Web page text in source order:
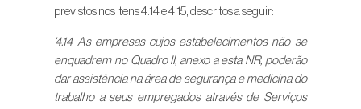
previstos nos itens 4.14 e 4.15, descritos a seguir:
‘4.14 As empresas cujos estabelecimentos não se
enquadrem no Quadro II, anexo a esta NR, poderão
dar assistência na área de segurança e medicina do
trabalho a seus empregados através de Serviços